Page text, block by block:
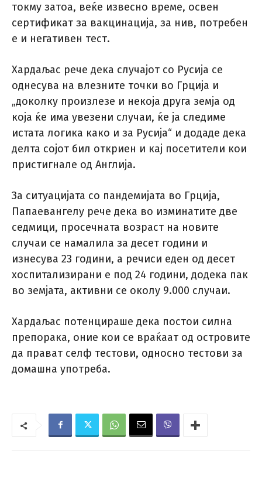
токму затоа, веќе извесно време, освен
сертификат за вакцинација, за нив, потребен
е и негативен тест.
Хардаљас рече дека случајот со Русија се
однесува на влезните точки во Грција и
„доколку произлезе и некоја друга земја од
која ќе има увезени случаи, ќе ја следиме
истата логика како и за Русија“ и додаде дека
делта сојот бил откриен и кај посетители кои
пристигнале од Англија.
За ситуацијата со пандемијата во Грција,
Папаевангелу рече дека во изминатите две
седмици, просечната возраст на новите
случаи се намалила за десет години и
изнесува 23 години, а речиси еден од десет
хоспитализирани е под 24 години, додека пак
во земјата, активни се околу 9.000 случаи.
Хардаљас потенцираше дека постои силна
препорака, оние кои се враќаат од островите
да прават селф тестови, односно тестови за
домашна употреба.